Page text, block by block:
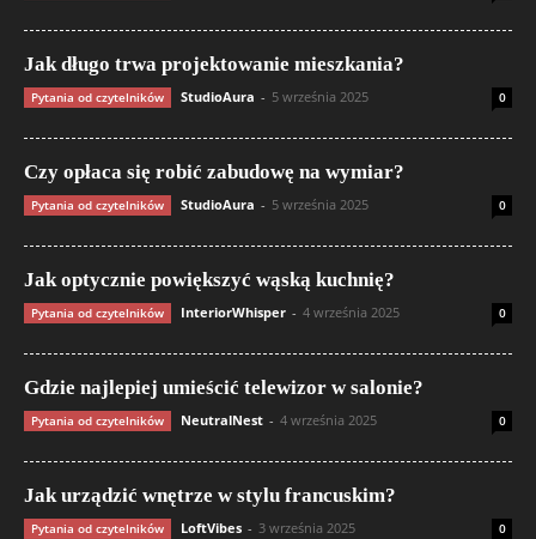
Jak długo trwa projektowanie mieszkania?
Pytania od czytelników StudioAura - 5 września 2025 0
Czy opłaca się robić zabudowę na wymiar?
Pytania od czytelników StudioAura - 5 września 2025 0
Jak optycznie powiększyć wąską kuchnię?
Pytania od czytelników InteriorWhisper - 4 września 2025 0
Gdzie najlepiej umieścić telewizor w salonie?
Pytania od czytelników NeutralNest - 4 września 2025 0
Jak urządzić wnętrze w stylu francuskim?
Pytania od czytelników LoftVibes - 3 września 2025 0